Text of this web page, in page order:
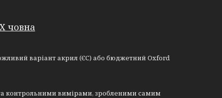
човна
варіант акрил (ЄС) або бюджетний Oxford
контрольними вимірами, зробленими самим